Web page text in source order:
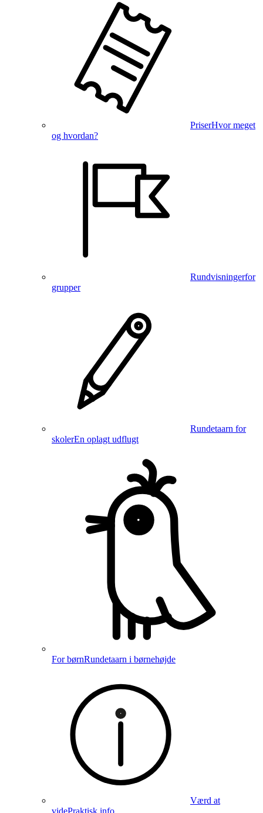
PriserHvor meget
og hvordan?
Rundvisningerfor
grupper
Rundetaarn for
skolerEn oplagt udflugt
For børnRundetaarn i børnehøjde
Værd at
videPraktisk info